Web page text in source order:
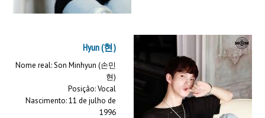
Hyun (현)
Nome real: Son Minhyun (손민
현)
Posição: Vocal
Nascimento: 11 de julho de
1996